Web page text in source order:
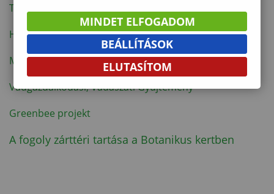
Talajmonolit Gyűjtemény
Herbárium
Meteorológiai állomás a Botanikus Kertben
Vadgazdálkodási, Vadászati Gyűjtemény
Greenbee projekt
A fogoly zárttéri tartása a Botanikus kertben
MINDET ELFOGADOM
BEÁLLÍTÁSOK
ELUTASÍTOM